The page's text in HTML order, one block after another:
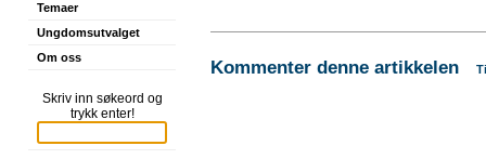
Temaer
Ungdomsutvalget
Om oss
Skriv inn søkeord og
trykk enter!
Kommenter denne artikkelen